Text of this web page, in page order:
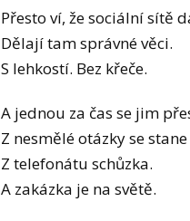
Přesto ví, že sociální sítě
Dělají tam správné věci.
S lehkostí. Bez křeče.
A jednou za čas se jim
Z nesmělé otázky se
Z telefonátu schůzka.
A zakázka je na světě.